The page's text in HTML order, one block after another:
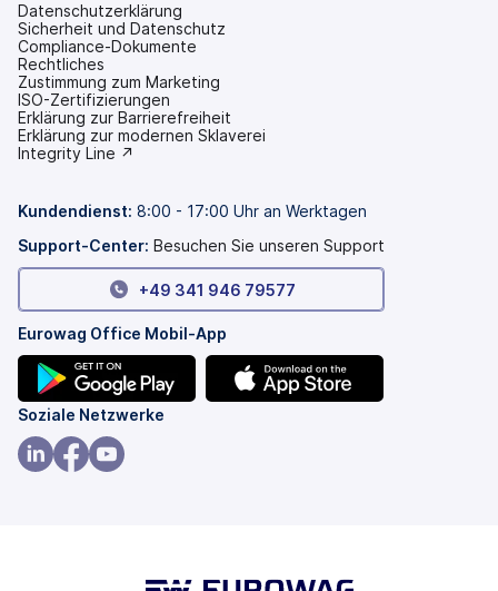
Datenschutzerklärung
Sicherheit und Datenschutz
Compliance-Dokumente
Rechtliches
Zustimmung zum Marketing
ISO-Zertifizierungen
Erklärung zur Barrierefreiheit
(wird
in
Tab
Erklärung zur modernen Sklaverei
(wird
neuen
geöffnet)
Integrity Line ↗
Kundendienst: 8:00 - 17:00 Uhr an Werktagen
Support-Center: Besuchen Sie unseren Support
+49 341 946 79577
Eurowag Office Mobil-App
(wird
in
einem
Soziale Netzwerke